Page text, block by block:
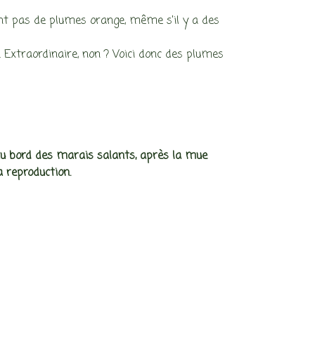
pas de plumes orange, même s’il y a des
non ? Voici donc des plumes
bord des marais salants, après la mue
reproduction.